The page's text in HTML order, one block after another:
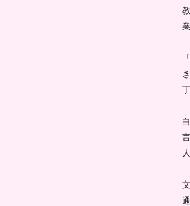
業
丁